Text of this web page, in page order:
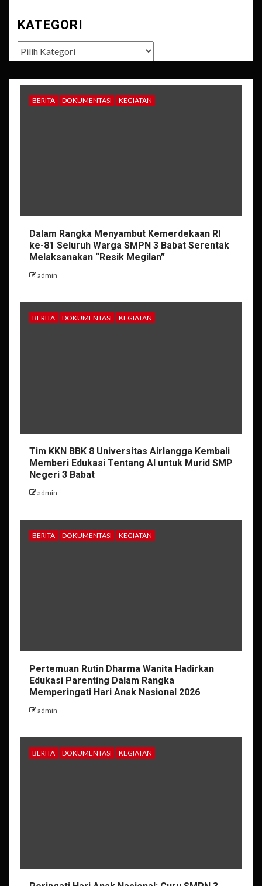
KATEGORI
Kategori
BERITA DOKUMENTASI KEGIATAN
Dalam Rangka Menyambut Kemerdekaan RI
ke-81 Seluruh Warga SMPN 3 Babat Serentak
Melaksanakan “Resik Megilan”
admin
BERITA DOKUMENTASI KEGIATAN
Tim KKN BBK 8 Universitas Airlangga Kembali
Memberi Edukasi Tentang AI untuk Murid SMP
Negeri 3 Babat
admin
BERITA DOKUMENTASI KEGIATAN
Pertemuan Rutin Dharma Wanita Hadirkan
Edukasi Parenting Dalam Rangka
Memperingati Hari Anak Nasional 2026
admin
BERITA DOKUMENTASI KEGIATAN